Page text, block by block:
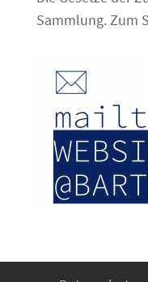
Sammlung. Zum